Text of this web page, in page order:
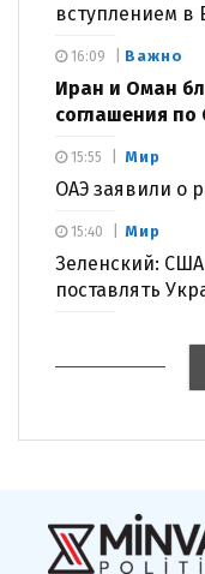
вступлением в
Важно
Иран и Оман
соглашения по
16:09
Мир
ОАЭ заявили о
15:55
Мир
Зеленский:
поставлять
15:40